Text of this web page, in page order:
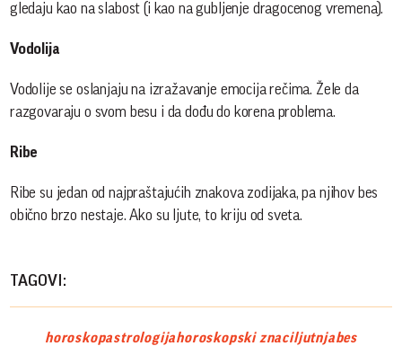
gledaju kao na slabost (i kao na gubljenje dragocenog vremena).
Vodolija
Vodolije se oslanjaju na izražavanje emocija rečima. Žele da
razgovaraju o svom besu i da dođu do korena problema.
Ribe
Ribe su jedan od najpraštajućih znakova zodijaka, pa njihov bes
obično brzo nestaje. Ako su ljute, to kriju od sveta.
TAGOVI:
horoskopastrologijahoroskopski znaciljutnjabes